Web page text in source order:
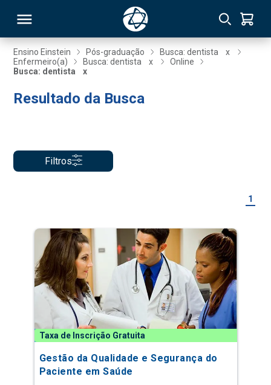
Ensino Einstein Pós-graduação Busca: dentista
x
Enfermeiro(a)
Busca: dentista x
Online
Busca: dentista
x
Resultado da Busca
Filtros
1
Taxa de Inscrição Gratuita
Gestão da Qualidade e Segurança do
Paciente em Saúde